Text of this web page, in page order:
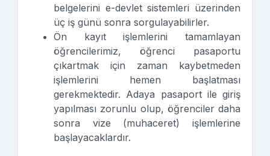
belgelerini e-devlet sistemleri üzerinden
üç iş günü sonra sorgulayabilirler.
Ön kayıt işlemlerini tamamlayan
öğrencilerimiz, öğrenci pasaportu
çıkartmak için zaman kaybetmeden
işlemlerini hemen başlatması
gerekmektedir. Adaya pasaport ile giriş
yapılması zorunlu olup, öğrenciler daha
sonra vize (muhaceret) işlemlerine
başlayacaklardır.